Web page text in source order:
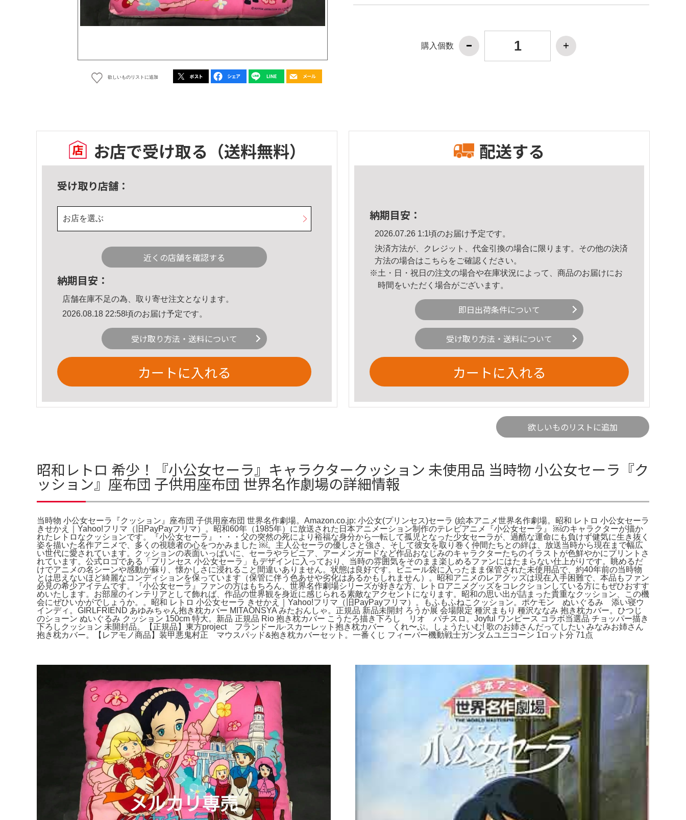
欲しいものリストに追加
購入個数
お店で受け取る （送料無料）
受け取り店舗：
お店を選ぶ
近くの店舗を確認する
納期目安：
店舗在庫不足の為、取り寄せ注文となります。
2026.08.18 22:58頃のお届け予定です。
受け取り方法・送料について
カートに入れる
配送する
納期目安：
2026.07.26 1:1頃のお届け予定です。
決済方法が、クレジット、代金引換の場合に限ります。その他の決済
方法の場合はこちら をご確認ください。
※土・日・祝日の注文の場合や在庫状況によって、商品のお届けにお
時間をいただく場合がございます。
即日出荷条件について
受け取り方法・送料について
カートに入れる
欲しいものリストに追加
昭和レトロ 希少！『小公女セーラ』キャラクタークッション 未使用品 当時物 小公女セーラ『ク
ッション』座布団 子供用座布団 世界名作劇場の詳細情報
当時物 小公女セーラ『クッション』座布団 子供用座布団 世界名作劇場。Amazon.co.jp: 小公女(プリンセス)セーラ (絵本アニメ世界名作劇場。昭和 レトロ 小公女セーラ
きせかえ｜Yahoo!フリマ（旧PayPayフリマ）。昭和60年（1985年）に放送された日本アニメーション制作のテレビアニメ『小公女セーラ』 ￼のキャラクターが描か
れたレトロなクッションです。『小公女セーラ』・・・父の突然の死により裕福な身分から一転して孤児となった少女セーラが、過酷な運命にも負けず健気に生き抜く
姿を描いた名作アニメで、多くの視聴者の心をつかみました ￼。主人公セーラの優しさと強さ、そして彼女を取り巻く仲間たちとの絆は、放送当時から現在まで幅広
い世代に愛されています。クッションの表面いっぱいに、セーラやラビニア、アーメンガードなど作品おなじみのキャラクターたちのイラストが色鮮やかにプリントさ
れています。公式ロゴである「プリンセス 小公女セーラ」もデザインに入っており、当時の雰囲気をそのまま楽しめるファンにはたまらない仕上がりです。眺めるだ
けでアニメの名シーンや感動が蘇り、懐かしさに浸れること間違いありません。状態は良好です。ビニール袋に入ったまま保管された未使用品で、約40年前の当時物
とは思えないほど綺麗なコンディションを保っています（保管に伴う色あせや劣化はあるかもしれません）。昭和アニメのレアグッズは現在入手困難で、本品もファン
必見の希少アイテムです。『小公女セーラ』ファンの方はもちろん、世界名作劇場シリーズが好きな方、レトロアニメグッズをコレクションしている方にもぜひおすす
めいたします。お部屋のインテリアとして飾れば、作品の世界観を身近に感じられる素敵なアクセントになります。昭和の思い出が詰まった貴重なクッション、この機
会にぜひいかがでしょうか。。昭和 レトロ 小公女セーラ きせかえ｜Yahoo!フリマ（旧PayPayフリマ）。もふもふねこクッション。ポケモン ぬいぐるみ 添い寝ウ
インディ。GIRLFRIEND あゆみちゃん抱き枕カバー MITAONSYA みたおんしゃ。正規品 新品未開封 ろうか展 会場限定 種沢まもり 種沢ななみ 抱き枕カバー。ひつじ
のショーン ぬいぐるみ クッション 150cm 特大。新品 正規品 Rio 抱き枕カバー こうたろ描き下ろし リオ パチスロ。Joyful ワンピース コラボ当選品 チョッパー描き
下ろしクッション 未開封品。【正規品】東方project フランドール·スカーレット抱き枕カバー くれ〜ぷ。しょうたいむ! 歌のお姉さんだってしたい みなみお姉さん
抱き枕カバー。【レアモノ商品】装甲悪鬼村正 マウスパッド&抱き枕カバーセット。一番くじ フィーバー機動戦士ガンダムユニコーン 1ロット分 71点